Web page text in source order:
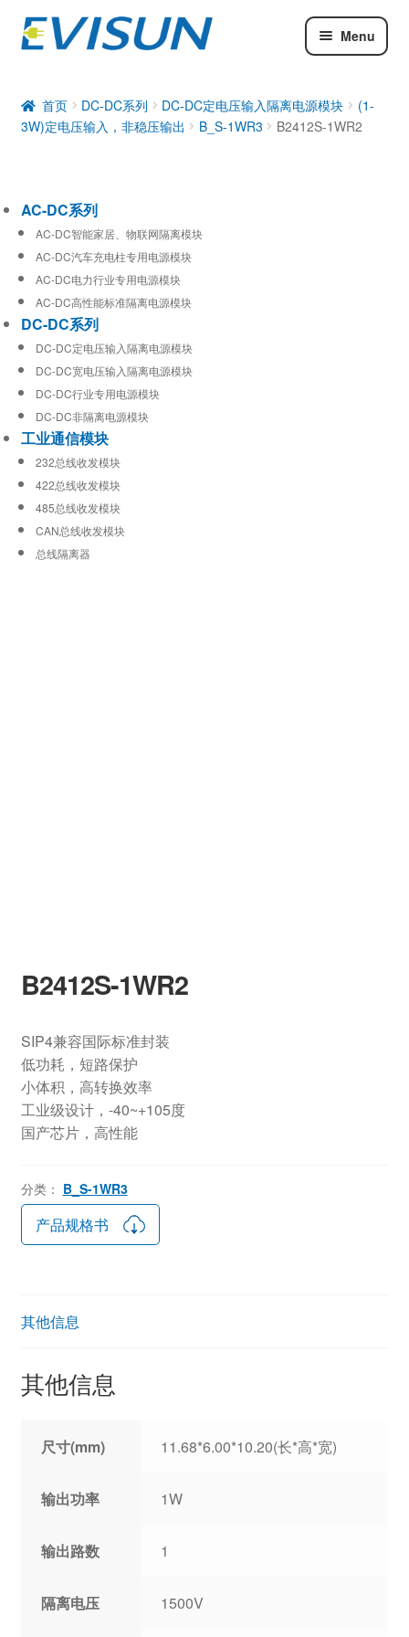
Menu
DC-DC系列
工业通信模块
首页 DC-DC系列 DC-DC定电压输入隔离电源模块
(1-
3W)定电压输入，非稳压输出
B_S-1WR3 B2412S-1WR2
B2412S-1WR2
SIP4兼容国际标准封装
低功耗，短路保护
小体积，高转换效率
工业级设计，-40~+105度
国产芯片，高性能
分类： B_S-1WR3
产品规格书
其他信息
其他信息
尺寸(mm) 11.68*6.00*10.20(长*高*宽)
输出功率 1W
输出路数 1
隔离电压 1500V
AC-DC系列
AC-DC智能家居、物联网隔离模块
AC-DC汽车充电柱专用电源模块
AC-DC电力行业专用电源模块
AC-DC高性能标准隔离电源模块
DC-DC系列
DC-DC定电压输入隔离电源模块
DC-DC宽电压输入隔离电源模块
DC-DC行业专用电源模块
DC-DC非隔离电源模块
工业通信模块
232总线收发模块
422总线收发模块
485总线收发模块
CAN总线收发模块
总线隔离器